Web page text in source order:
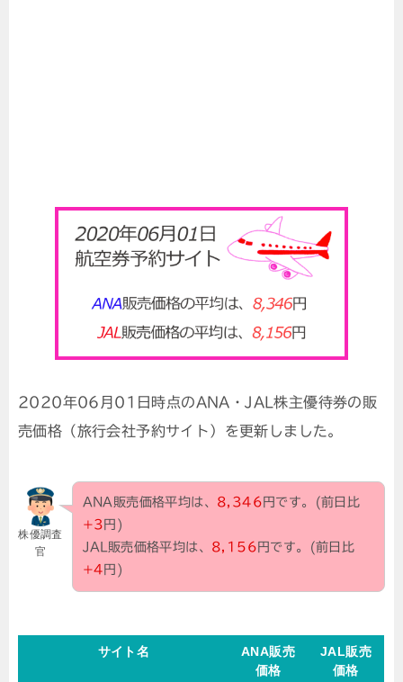
2020年06月01日時点のANA・JAL株主優待券の販
売価格（旅行会社予約サイト）を更新しました。
株優調査
官
ANA販売価格平均は、 8,346 円です。
(前日比
+3 円)
JAL販売価格平均は、 8,156 円です。(前日比
+4 円)
サイト名
ANA販売
価格
JAL販売
価格